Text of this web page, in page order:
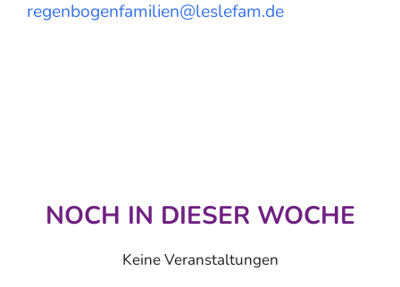
regenbogenfamilien@leslefam.de
NOCH IN DIESER WOCHE
Keine Veranstaltungen